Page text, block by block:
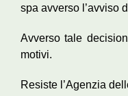
spa avverso l’avviso
Avverso tale
motivi.
Resiste l’Agenzia